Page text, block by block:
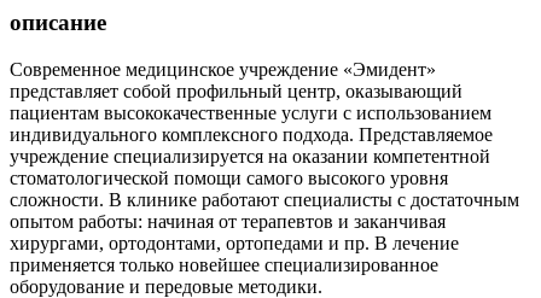
описание
Современное медицинское учреждение «Эмидент»
представляет собой профильный центр, оказывающий
пациентам высококачественные услуги с использованием
индивидуального комплексного подхода. Представляемое
учреждение специализируется на оказании компетентной
стоматологической помощи самого высокого уровня
сложности. В клинике работают специалисты с достаточным
опытом работы: начиная от терапевтов и заканчивая
хирургами, ортодонтами, ортопедами и пр. В лечение
применяется только новейшее специализированное
оборудование и передовые методики.